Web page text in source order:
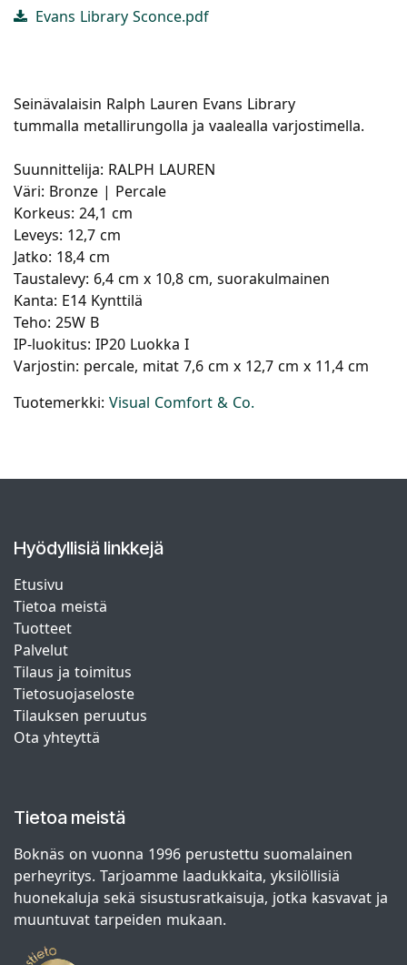
Evans Library Sconce.pdf
Seinävalaisin Ralph Lauren Evans Library
tummalla metallirungolla ja vaalealla varjostimella.
Suunnittelija: RALPH LAUREN
Väri: Bronze | Percale
Korkeus: 24,1 cm
Leveys: 12,7 cm
Jatko: 18,4 cm
Taustalevy: 6,4 cm x 10,8 cm, suorakulmainen
Kanta: E14 Kynttilä
Teho: 25W B
IP-luokitus: IP20 Luokka I
Varjostin: percale, mitat 7,6 cm x 12,7 cm x 11,4 cm
Tuotemerkki: Visual Comfort & Co.
Hyödyllisiä linkkejä
Etusivu
Tietoa meistä
Tuotteet
Palvelut
Tilaus ja toimitus
Tietosuojaseloste
Tilauksen peruutus
Ota yhteyttä
Tietoa meistä
Boknäs on vuonna 1996 perustettu suomalainen
perheyritys. Tarjoamme laadukkaita, yksilöllisiä
huonekaluja sekä sisustusratkaisuja, jotka kasvavat ja
muuntuvat tarpeiden mukaan.